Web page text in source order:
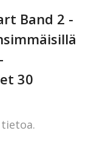
Band 2 -
30
tietoa.